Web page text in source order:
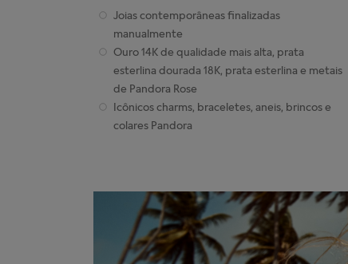
Joias contemporâneas finalizadas
manualmente
Ouro 14K de qualidade mais alta, prata
esterlina dourada 18K, prata esterlina e metais
de Pandora Rose
Icônicos charms, braceletes, aneis, brincos e
colares Pandora